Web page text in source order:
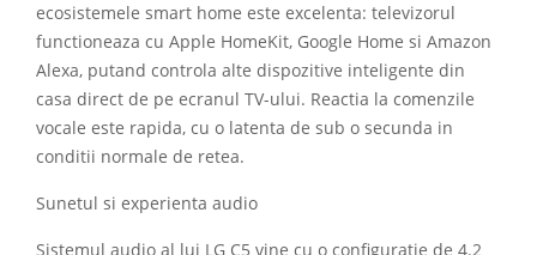
ecosistemele smart home este excelenta: televizorul
functioneaza cu Apple HomeKit, Google Home si Amazon
Alexa, putand controla alte dispozitive inteligente din
casa direct de pe ecranul TV-ului. Reactia la comenzile
vocale este rapida, cu o latenta de sub o secunda in
conditii normale de retea.
Sunetul si experienta audio
Sistemul audio al lui LG C5 vine cu o configuratie de 4.2